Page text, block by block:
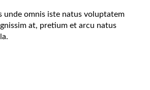
unde omnis iste natus voluptatem
at, pretium et arcu natus